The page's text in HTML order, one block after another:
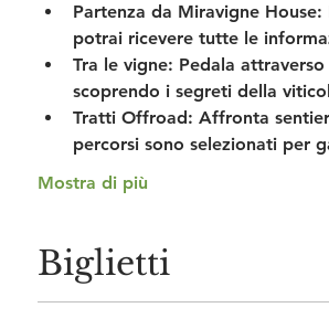
Partenza da Miravigne House:
potrai ricevere tutte le
Tra le vigne: Pedala
scoprendo i segreti della
Tratti Offroad: Affronta
percorsi sono selezionati per
Mostra di più
Biglietti